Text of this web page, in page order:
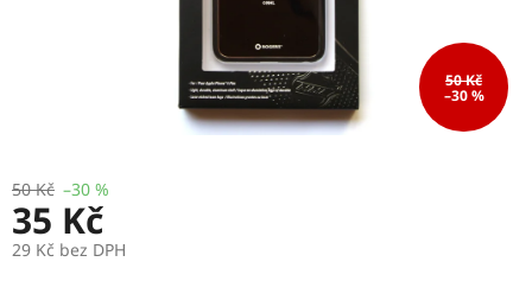
50 Kč
–30 %
50 Kč –30 %
35 Kč
29 Kč bez DPH